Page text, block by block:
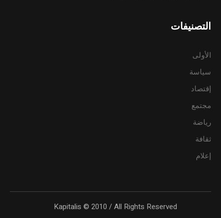
التصنيفات
الأولى
سياسة
إقتصاد
مجتمع
رياضة
ثقافة
إعلام
Kapitalis © 2010 / All Rights Reserved